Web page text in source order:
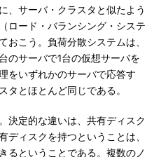
、サーバ・クラスタと似たよう
ロード・バランシング・システ
おこう。負荷分散システムは、
のサーバで1台の仮想サーバを
をいずれかのサーバで応答す
タとほとんど同じである。
決定的な違いは、共有ディスク
ディスクを持つということは、
るということである。複数のノ